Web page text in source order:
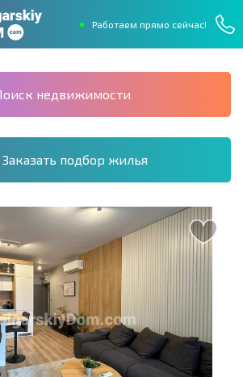
Работаем прямо сейчас!
недвижимости
Заказать подбор жилья